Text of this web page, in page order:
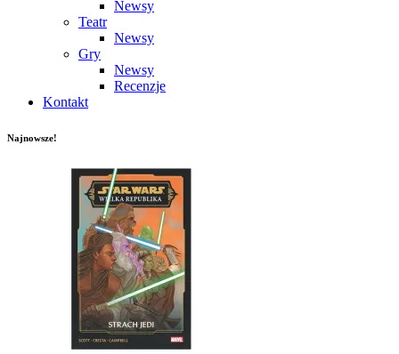
Newsy
Teatr
Newsy
Gry
Newsy
Recenzje
Kontakt
Najnowsze!